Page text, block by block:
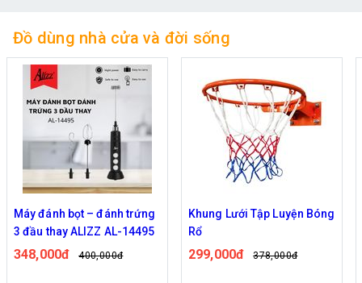
Đồ dùng nhà cửa và đời sống
Khung Lưới Tập Luyện Bóng
Rổ
299,000đ 378,000đ
Chuông cửa không dây
thông minh có Camera wifi
M5,M6 cao cấp
322,000đ 389,000đ